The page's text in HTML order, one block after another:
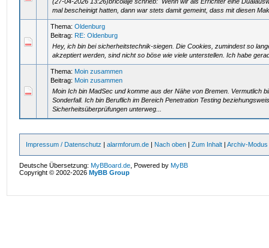
mal bescheinigt hatten, dann war stets damit gemeint, dass mit diesen
Thema:Oldenburg
Beitrag: RE: Oldenburg
Hey, ich bin bei sicherheitstechnik-siegen. Die Cookies, zumindest so
akzeptiert werden, sind nicht so böse wie viele unterstellen. Ich habe
Thema: Moin zusammen
Beitrag: Moin zusammen
Moin Ich bin MadSec und komme aus der Nähe von Bremen. Vermutlich
Sonderfall. Ich bin Beruflich im Bereich Penetration Testing
Sicherheitsüberprüfungen unterweg...
Impressum / Datenschutz |alarmforum.de | Nach oben |Zum Inhalt |Archiv-Modus
Deutsche Übersetzung:MyBBoard.de , Powered byMyBB
Copyright © 2002-2026MyBB Group